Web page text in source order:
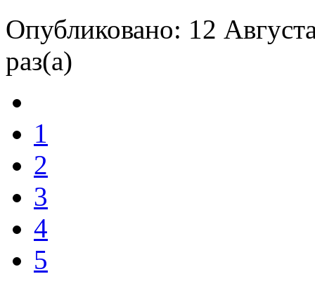
Опубликовано: 12
раз(а)
1
2
3
4
5